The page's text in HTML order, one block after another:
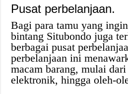
Pusat perbelanjaan.
Bagi para tamu yang
bintang Situbondo juga
berbagai pusat
perbelanjaan ini
macam barang, mulai
elektronik, hingga oleh-